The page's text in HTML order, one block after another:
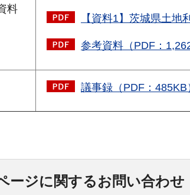
料
【資料1】茨城県土地
参考資料（PDF：
議事録（PDF：485KB
ージに関するお問い合わせ